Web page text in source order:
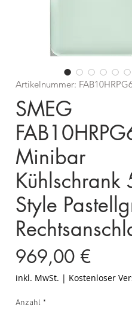
Artikelnummer:
SMEG
Minibar
Kühlschrank
Style
969,00 €Preis
inkl. MwSt. | Kostenloser
Anzahl *